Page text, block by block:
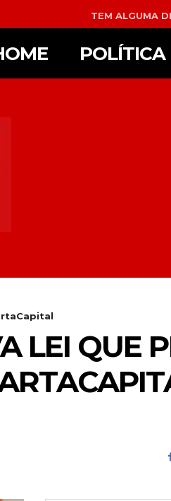
TEM ALGUMA
POLÍTICA
LEI QUE